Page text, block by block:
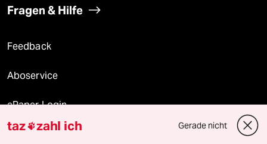
Fragen & Hilfe
Feedback
Aboservice
ePaper Login
Downloads für Abonnierende
taz zahl ich Gerade nicht